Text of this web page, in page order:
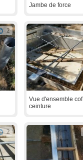
Jambe de force
2
Vue d'ensemble
ceinture
2